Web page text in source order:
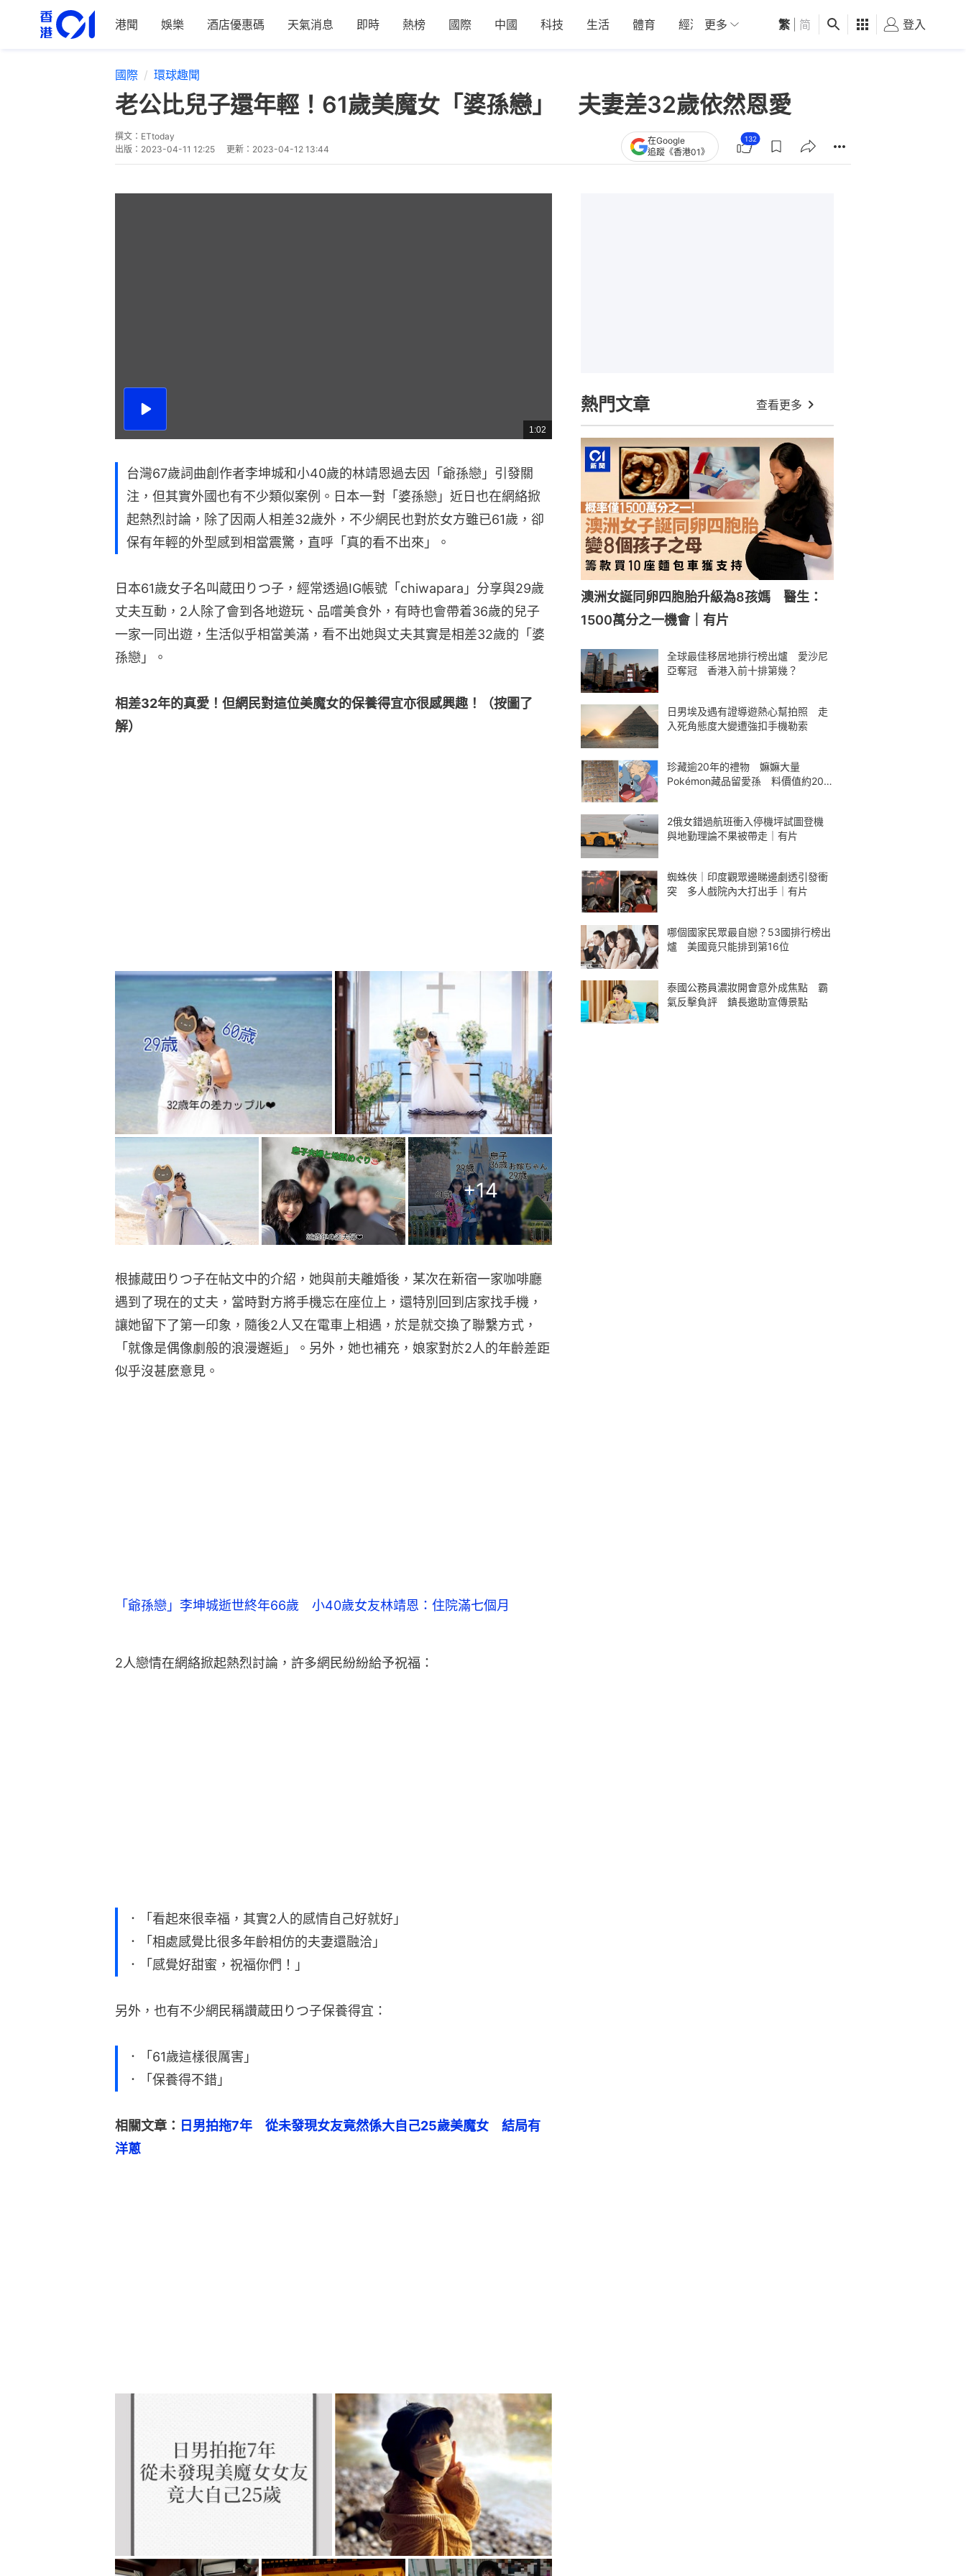
港聞 娛樂 酒店優惠碼 天氣消息 即時 熱榜 國際 中國 科技 生活 體育 經濟 01深圳 觀點 健康 好食玩飛
更多 繁 简 登入
國際 環球趣聞
老公比兒子還年輕！61歲美魔女「婆孫戀」 夫妻差32歲依然恩愛
撰文： ETtoday
出版： 2023-04-11 12:25 更新： 2023-04-12 13:44
在Google
追蹤《香港01》
132
播
總
共
1:02
台灣67歲詞曲創作者李坤城和小40歲的林靖恩過去因「爺孫戀」引發關
注，但其實外國也有不少類似案例。日本一對「婆孫戀」近日也在網絡掀
起熱烈討論，除了因兩人相差32歲外，不少網民也對於女方雖已61歲，卻
保有年輕的外型感到相當震驚，直呼「真的看不出來」。
日本61歲女子名叫蔵田りつ子，經常透過IG帳號「chiwapara」分享與29歲
丈夫互動，2人除了會到各地遊玩、品嚐美食外，有時也會帶着36歲的兒子
一家一同出遊，生活似乎相當美滿，看不出她與丈夫其實是相差32歲的「婆
孫戀」。
相差32年的真愛！但網民對這位美魔女的保養得宜亦很感興趣！（按圖了
解）
+14
根據蔵田りつ子在帖文中的介紹，她與前夫離婚後，某次在新宿一家咖啡廳
遇到了現在的丈夫，當時對方將手機忘在座位上，還特別回到店家找手機，
讓她留下了第一印象，隨後2人又在電車上相遇，於是就交換了聯繫方式，
「就像是偶像劇般的浪漫邂逅」。另外，她也補充，娘家對於2人的年齡差距
似乎沒甚麼意見。
「爺孫戀」李坤城逝世終年66歲 小40歲女友林靖恩：住院滿七個月
2人戀情在網絡掀起熱烈討論，許多網民紛紛給予祝福：
．「看起來很幸福，其實2人的感情自己好就好」
．「相處感覺比很多年齡相仿的夫妻還融洽」
．「感覺好甜蜜，祝福你們！」
另外，也有不少網民稱讚蔵田りつ子保養得宜：
．「61歲這樣很厲害」
．「保養得不錯」
相關文章： 日男拍拖7年　從未發現女友竟然係大自己25歲美魔女　結局有
洋蔥
熱門文章 查看更多
澳洲女誕同卵四胞胎升級為8孩媽 醫生：
1500萬分之一機會｜有片
全球最佳移居地排行榜出爐 愛沙尼
亞奪冠 香港入前十排第幾？
日男埃及遇有證導遊熱心幫拍照 走
入死角態度大變遭強扣手機勒索
珍藏逾20年的禮物 嫲嫲大量
Pokémon藏品留愛孫 料價值約200
2俄女錯過航班衝入停機坪試圖登機
與地勤理論不果被帶走｜有片
蜘蛛俠｜印度觀眾邊睇邊劇透引發衝
突 多人戲院內大打出手｜有片
哪個國家民眾最自戀？53國排行榜出
爐 美國竟只能排到第16位
泰國公務員濃妝開會意外成焦點 霸
氣反擊負評 鎮長邀助宣傳景點